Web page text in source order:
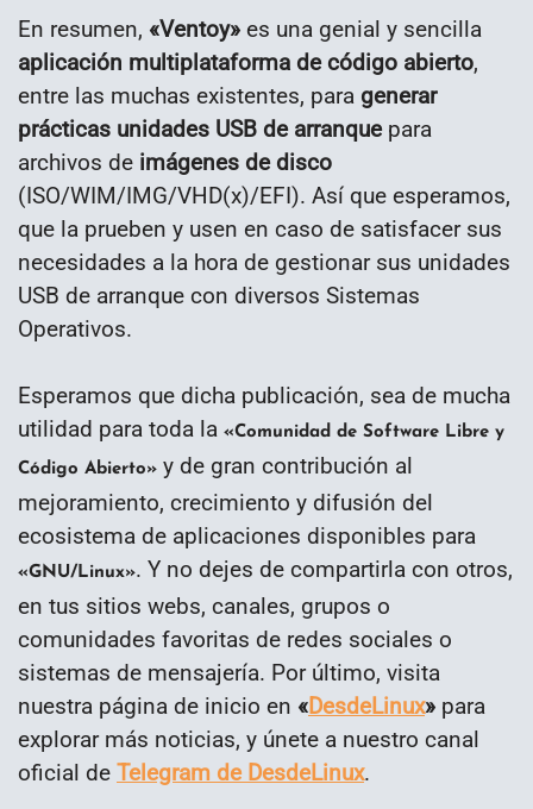
En resumen, «Ventoy» es una genial y sencilla
aplicación multiplataforma de código abierto,
entre las muchas existentes, para generar
prácticas unidades USB de arranquepara
archivos de imágenes de disco
(ISO/WIM/IMG/VHD(x)/EFI). Así que esperamos,
que la prueben y usen en caso de satisfacer sus
necesidades a la hora de gestionar sus unidades
USB de arranque con diversos Sistemas
Operativos.
Esperamos que dicha publicación, sea de mucha
utilidad para toda la «Comunidad de Software Libre y
Código Abierto» y de gran contribución al
mejoramiento, crecimiento y difusión del
ecosistema de aplicaciones disponibles para
«GNU/Linux». Y no dejes de compartirla con otros,
en tus sitios webs, canales, grupos o
comunidades favoritas de redes sociales o
sistemas de mensajería. Por último, visita
nuestra página de inicio en «DesdeLinux» para
explorar más noticias, y únete a nuestro canal
oficial de Telegram de DesdeLinux.